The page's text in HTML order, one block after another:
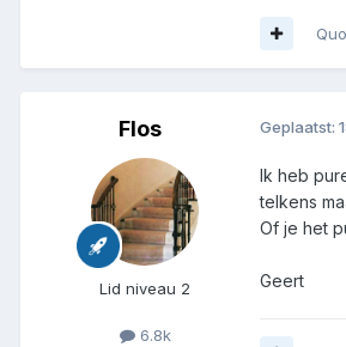
Flos
Lid niveau 2
6.8k
Geplaatst:
Ik heb
telkens
Of je het
Geert